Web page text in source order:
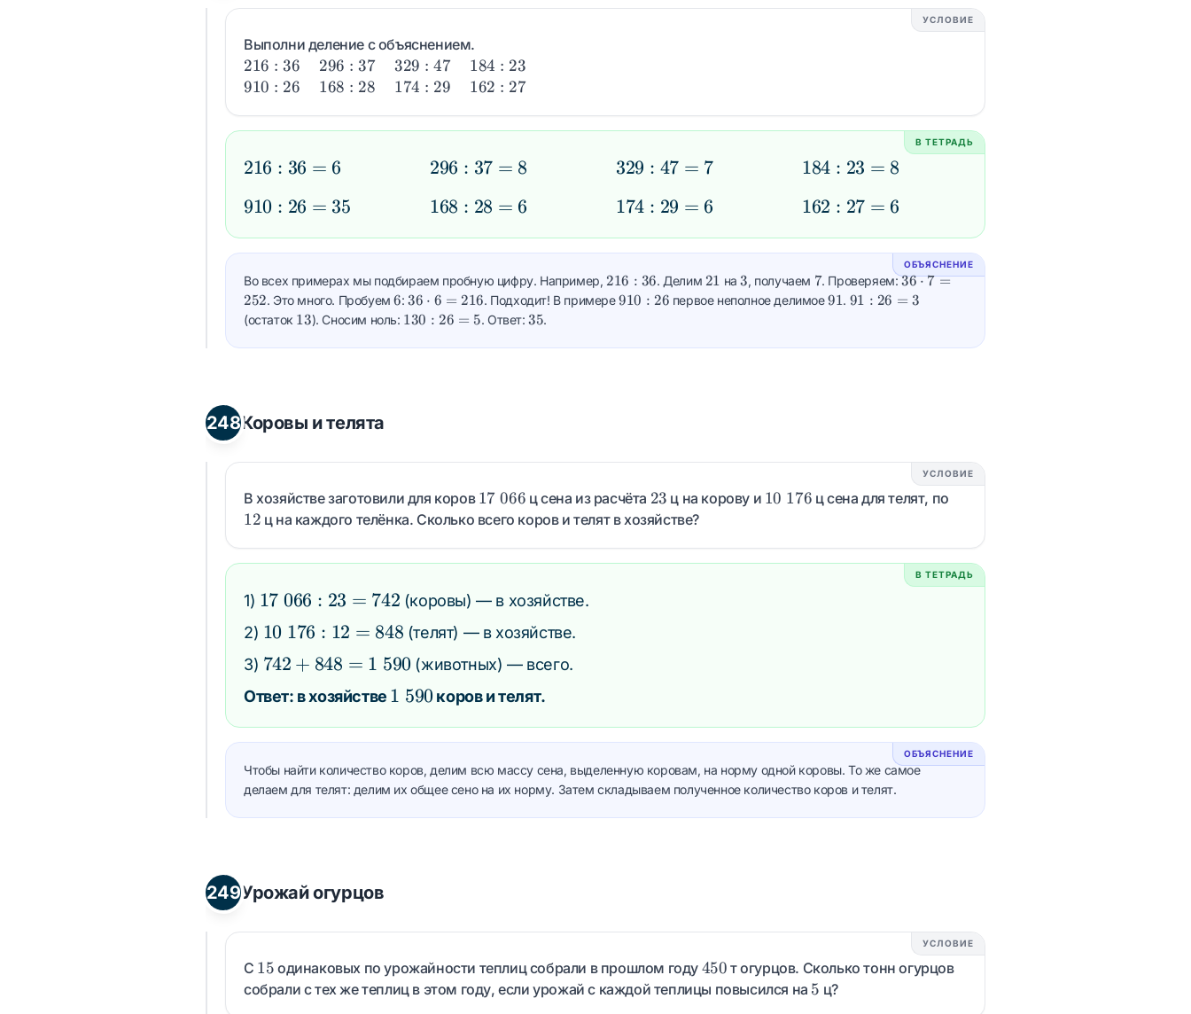
УСЛОВИЕ
Выполни деление с объяснением.
216
: 36
216 : 36
296
: 37
296 : 37
329
: 47
329 : 47
184
: 23
184 : 23
910
910 : 26
168
168 : 28
174
174 : 29
162
162 : 27
В ТЕТРАДЬ
216
36
=
6
216 : 36 = 6
910
26
=
35
910 : 26 = 35
296
37
=
8
296 : 37 = 8
168
28
=
6
168 : 28 = 6
329
47
=
7
329 : 47 = 7
174
29
=
6
174 : 29 = 6
184
23
=
8
184 : 23 = 8
162
27
=
6
162 : 27 = 6
ОБЪЯСНЕНИЕ
Во всех примерах мы подбираем пробную цифру. Например, 216
: 36
216 : 36. Делим 21
21 на3
3, получаем 7
7. Проверяем:36
\cdot
36⋅7 =
252. Это много. Пробуем6
6:36
\cdot
216
36 ⋅ 6 = 216. Подходит! В примере910
910 : 26 первое неполное делимое91
91. 91
=
91 : 26 = 3
(остаток 13
13). Сносим ноль: 130
130 : 26 = 5. Ответ:35
35.
248Коровы и телята
УСЛОВИЕ
В хозяйстве заготовили для коров 17\;066
17 066 ц сена из расчёта 23
23 ц на корову и 10\;176
10 176 ц сена для телят, по
12 ц на каждого телёнка. Сколько всего коров и телят в хозяйстве?
В ТЕТРАДЬ
1) 17\;066
: 23 =
742
17 066 : 23 = 742 (коровы) — в хозяйстве.
2) 10\;176
: 12 =
848
10 176 : 12 = 848 (телят) — в хозяйстве.
3) 742 +
1\;590
742 + 848 = 1 590(животных) — всего.
Ответ: в хозяйстве 1\;590
1 590коров и телят.
ОБЪЯСНЕНИЕ
Чтобы найти количество коров, делим всю массу сена, выделенную коровам, на норму одной коровы. То же самое
делаем для телят: делим их общее сено на их норму. Затем складываем полученное количество коров и телят.
249Урожай огурцов
УСЛОВИЕ
С 15
15 одинаковых по урожайности теплиц собрали в прошлом году 450
450 т огурцов. Сколько тонн огурцов
собрали с тех же теплиц в этом году, если урожай с каждой теплицы повысился на 5
5 ц?